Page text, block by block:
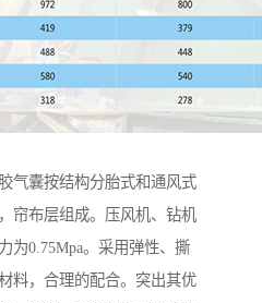
气囊按结构分胎式和通风式
帘布层组成。压风机、钻机
为0.75Mpa。采用弹性、撕
料，合理的配合。突出其优